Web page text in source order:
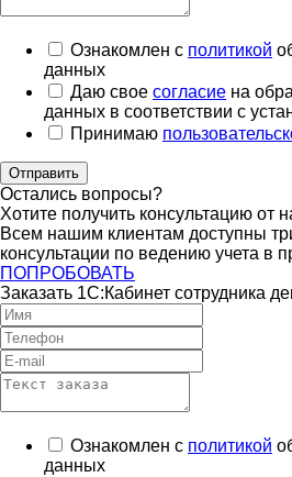
Ознакомлен с политикой
данных
Даю свое согласие на
данных в соответствии с
Принимаю
Отправить
Остались вопросы?
Хотите получить консультацию от
Всем нашим клиентам доступны
консультации по ведению учета в
ПОПРОБОВАТЬ
Заказать 1С:Кабинет сотрудника
Ознакомлен с политикой
данных